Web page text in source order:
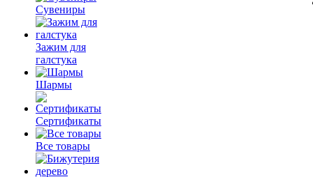
Сувениры
Зажим для
галстука
Шармы
Сертификаты
Все товары